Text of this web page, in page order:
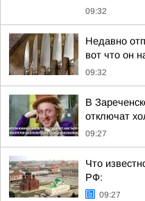
09:32
Недавно
вот что он
09:32
В
отключат
09:27
Что
РФ:
09:27